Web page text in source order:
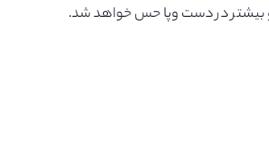
بیشتر در دست وپا حس خواهد شد.